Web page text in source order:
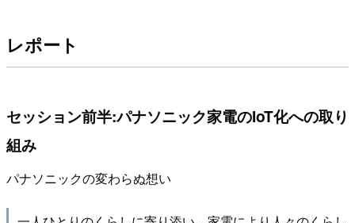
レポート
セッション前半:パナソニック家電のIoT化への取り
組み
パナソニックの変わらぬ想い